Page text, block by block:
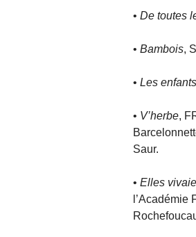
• De toutes
• Bambois,
• Les
• V’herbe,
Saur.
• Elles